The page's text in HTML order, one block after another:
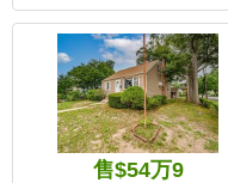
售$54万9